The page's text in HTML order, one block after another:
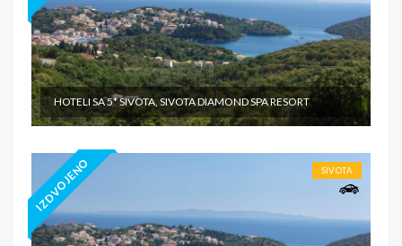
HOTELI SA 5* SIVOTA, SIVOTA DIAMOND SPA RESORT
IZDVOJENO SIVOTA